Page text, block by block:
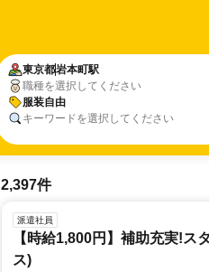
東京都岩本町駅
職種を選択してください
服装自由
キーワードを選択してください
2,397件
派遣社員
【時給1,800円】補助充実!ス
ス)